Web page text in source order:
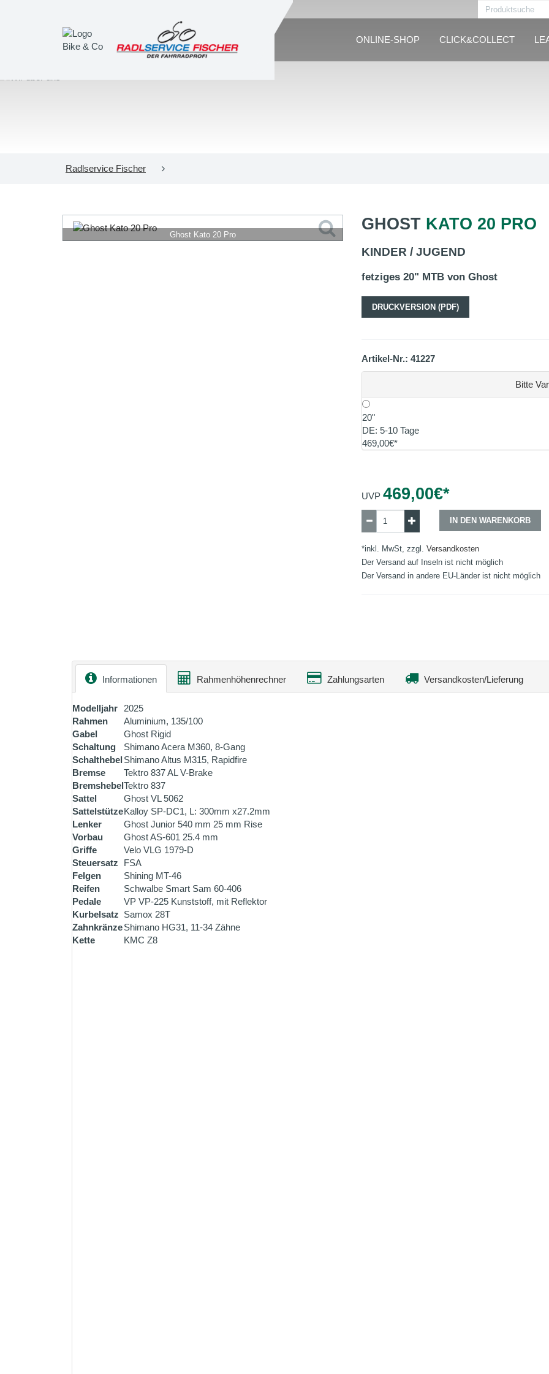
ONLINE-SHOP CLICK&COLLECT
Radlservice Fischer
Ghost Kato 20 Pro
GHOST KATO 20 PRO
KINDER / JUGEND
fetziges 20" MTB von Ghost
DRUCKVERSION (PDF)
Artikel-Nr.: 41227
Bitte
20"
DE: 5-10 Tage
469,00€*
UVP 469,00€*
IN DEN WARENKORB
*inkl. MwSt, zzgl. Versandkosten
Der Versand auf Inseln ist nicht möglich
Der Versand in andere EU-Länder ist nicht möglich
Informationen Rahmenhöhenrechner Zahlungsarten Versandkosten/Lieferung
Modelljahr
2025
Rahmen
Aluminium, 135/100
Gabel
Ghost Rigid
Schaltung
Shimano Acera M360, 8-Gang
Schalthebel Shimano Altus M315, Rapidfire
Bremse
Tektro 837 AL V-Brake
BremshebelTektro 837
Sattel
Ghost VL 5062
SattelstützeKalloy SP-DC1, L: 300mm x27.2mm
Lenker
Ghost Junior 540 mm 25 mm Rise
Vorbau
Ghost AS-601 25.4 mm
Griffe
Velo VLG 1979-D
Steuersatz
FSA
Felgen
Shining MT-46
Reifen
Schwalbe Smart Sam 60-406
Pedale
VP VP-225 Kunststoff, mit Reflektor
Kurbelsatz Samox 28T
ZahnkränzeShimano HG31, 11-34 Zähne
Kette
KMC Z8